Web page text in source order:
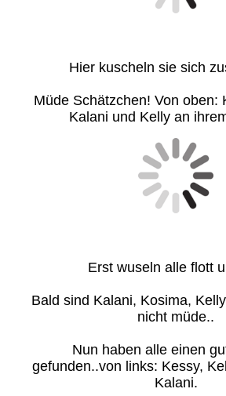
Hier kuscheln sie sich
Müde Schätzchen! Von oben:
Kalani und Kelly an
Erst wuseln alle flott
Bald sind Kalani, Kosima,
nicht müde..
Nun haben alle einen
gefunden..von links: Kessy,
Kalani.